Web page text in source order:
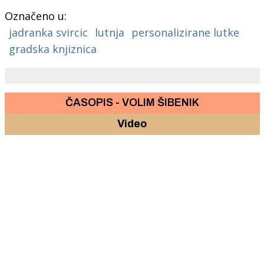
Označeno u:
jadranka svircic
lutnja
personalizirane lutke
gradska knjiznica
ČASOPIS - VOLIM ŠIBENIK
Video